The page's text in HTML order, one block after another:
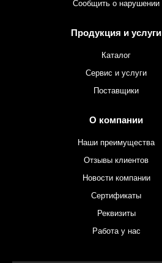
Сообщить о нарушении
Продукция и услуги
Каталог
Сервис и услуги
Поставщики
О компании
Наши преимущества
Отзывы клиентов
Новости компании
Сертификаты
Реквизиты
Работа у нас